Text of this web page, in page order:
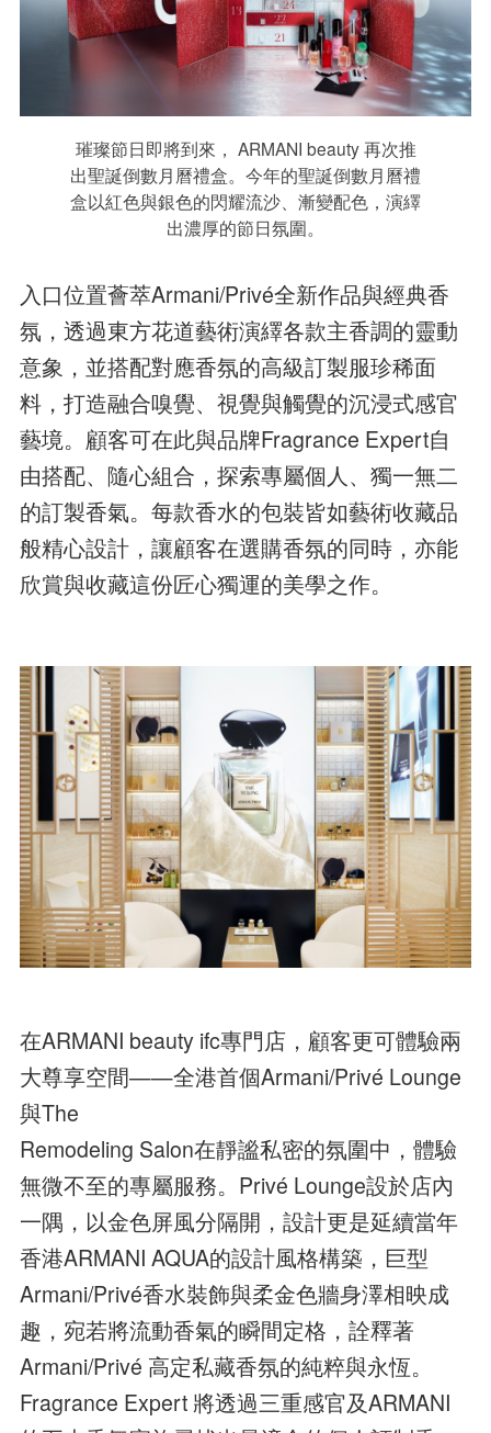
璀璨節日即將到來， ARMANI beauty 再次推
出聖誕倒數月曆禮盒。今年的聖誕倒數月曆禮
盒以紅色與銀色的閃耀流沙、漸變配色，演繹
出濃厚的節日氛圍。
入口位置薈萃Armani/Privé全新作品與經典香
氛，透過東方花道藝術演繹各款主香調的靈動
意象，並搭配對應香氛的高級訂製服珍稀面
料，打造融合嗅覺、視覺與觸覺的沉浸式感官
藝境。顧客可在此與品牌Fragrance Expert自
由搭配、隨心組合，探索專屬個人、獨一無二
的訂製香氣。每款香水的包裝皆如藝術收藏品
般精心設計，讓顧客在選購香氛的同時，亦能
欣賞與收藏這份匠心獨運的美學之作。
在ARMANI beauty ifc專門店，顧客更可體驗兩
大尊享空間——全港首個Armani/Privé Lounge
與The
Remodeling Salon在靜謐私密的氛圍中，體驗
無微不至的專屬服務。Privé Lounge設於店內
一隅，以金色屏風分隔開，設計更是延續當年
香港ARMANI AQUA的設計風格構築，巨型
Armani/Privé香水裝飾與柔金色牆身澤相映成
趣，宛若將流動香氣的瞬間定格，詮釋著
Armani/Privé 高定私藏香氛的純粹與永恆。
Fragrance Expert 將透過三重感官及ARMANI